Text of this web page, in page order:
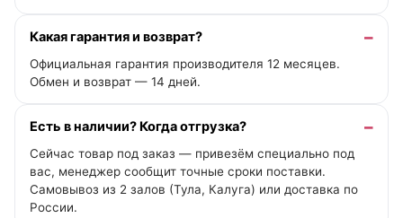
Какая гарантия и возврат?
Официальная гарантия производителя 12 месяцев.
Обмен и возврат — 14 дней.
Есть в наличии? Когда отгрузка?
Сейчас товар под заказ — привезём специально под
вас, менеджер сообщит точные сроки поставки.
Самовывоз из 2 залов (Тула, Калуга) или доставка по
России.